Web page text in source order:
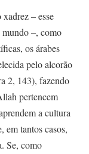
– esse
mundo –, como
os árabes
pelo alcorão
2, 143), fazendo
pertencem
a cultura
em tantos casos,
Se, como